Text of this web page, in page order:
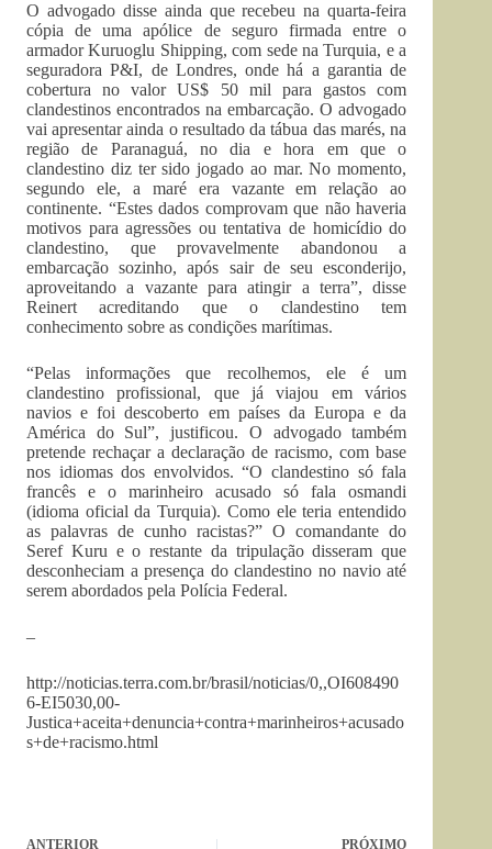
O advogado disse ainda que recebeu na quarta-feira
cópia de uma apólice de seguro firmada entre o
armador Kuruoglu Shipping, com sede na Turquia, e a
seguradora P&I, de Londres, onde há a garantia de
cobertura no valor US$ 50 mil para gastos com
clandestinos encontrados na embarcação. O advogado
vai apresentar ainda o resultado da tábua das marés, na
região de Paranaguá, no dia e hora em que o
clandestino diz ter sido jogado ao mar. No momento,
segundo ele, a maré era vazante em relação ao
continente. “Estes dados comprovam que não haveria
motivos para agressões ou tentativa de homicídio do
clandestino, que provavelmente abandonou a
embarcação sozinho, após sair de seu esconderijo,
aproveitando a vazante para atingir a terra”, disse
Reinert acreditando que o clandestino tem
conhecimento sobre as condições marítimas.
“Pelas informações que recolhemos, ele é um
clandestino profissional, que já viajou em vários
navios e foi descoberto em países da Europa e da
América do Sul”, justificou. O advogado também
pretende rechaçar a declaração de racismo, com base
nos idiomas dos envolvidos. “O clandestino só fala
francês e o marinheiro acusado só fala osmandi
(idioma oficial da Turquia). Como ele teria entendido
as palavras de cunho racistas?” O comandante do
Seref Kuru e o restante da tripulação disseram que
desconheciam a presença do clandestino no navio até
serem abordados pela Polícia Federal.
–
http://noticias.terra.com.br/brasil/noticias/0,,OI608490
6-EI5030,00-
Justica+aceita+denuncia+contra+marinheiros+acusado
s+de+racismo.html
ANTERIOR PRÓXIMO